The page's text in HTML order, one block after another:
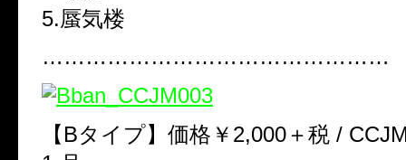
5.蜃気楼
…………………………………………
【Bタイプ】価格￥2,000＋税 /